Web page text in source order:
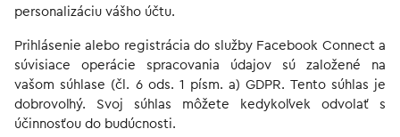
personalizáciu vášho účtu.
Prihlásenie alebo registrácia do služby Facebook Connect a
súvisiace operácie spracovania údajov sú založené na
vašom súhlase (čl. 6 ods. 1 písm. a) GDPR. Tento súhlas je
dobrovoľný. Svoj súhlas môžete kedykoľvek odvolať s
účinnosťou do budúcnosti.